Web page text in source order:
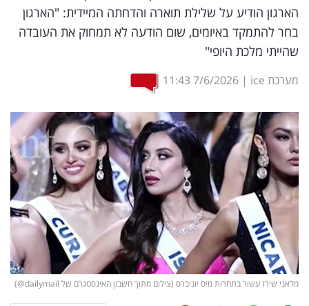
ופרסום
משפט
מדדים
ומחקרים
דעות
רכילות
עסקית
קריפטו
ויראלי
הארגון הודיע על שלילת תוארה והדחתה המיידית: "הארגון
בחר להתמקד באיומים, שום הודעה לא תמחוק את העובדה
שהייתי מלכת היופי"
מערכת ice |
7/6/2026
11:43
מלאני שירז עשור בתחרות מיס יוניברס (צילום מתוך חשבון האינסטגרם של dailymail@)